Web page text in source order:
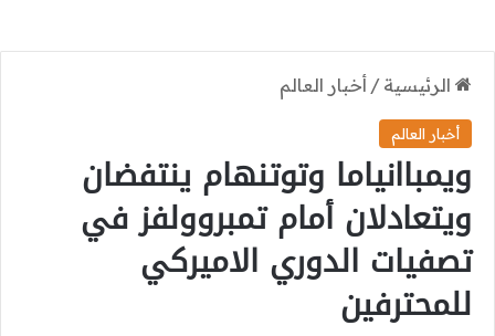
الرئيسية / أخبار العالم
أخبار العالم
ويمباانياما وتوتنهام ينتفضان
ويتعادلان أمام تمبروولفز في
تصفيات الدوري الاميركي
للمحترفين